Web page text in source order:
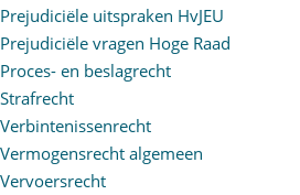
Prejudiciële uitspraken HvJEU
Prejudiciële vragen Hoge Raad
Proces- en beslagrecht
Strafrecht
Verbintenissenrecht
Vermogensrecht algemeen
Vervoersrecht